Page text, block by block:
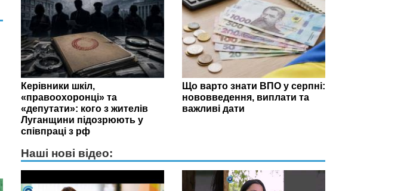
Керівники шкіл,
«правоохоронці» та
«депутати»: кого з жителів
Луганщини підозрюють у
співпраці з рф
Що варто знати ВПО у серпні:
нововведення, виплати та
важливі дати
Наші нові відео: